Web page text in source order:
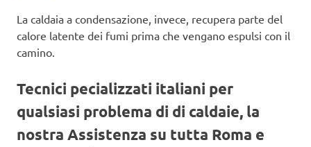
La caldaia a condensazione, invece, recupera parte del
calore latente dei fumi prima che vengano espulsi con il
camino.
Tecnici pecializzati italiani per
qualsiasi problema di di caldaie, la
nostra Assistenza su tutta Roma e